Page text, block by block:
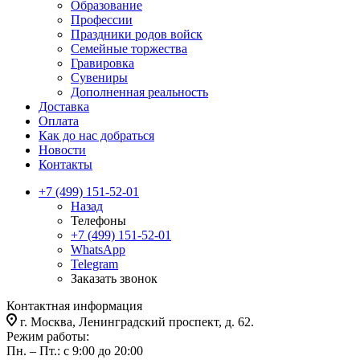
Образование
Профессии
Праздники родов войск
Семейные торжества
Гравировка
Сувениры
Дополненная реальность
Доставка
Оплата
Как до нас добраться
Новости
Контакты
+7 (499) 151-52-01
Назад
Телефоны
+7 (499) 151-52-01
WhatsApp
Telegram
Заказать звонок
Контактная информация
г. Москва, Ленинградский проспект, д. 62.
Режим работы:
Пн. – Пт.: с 9:00 до 20:00